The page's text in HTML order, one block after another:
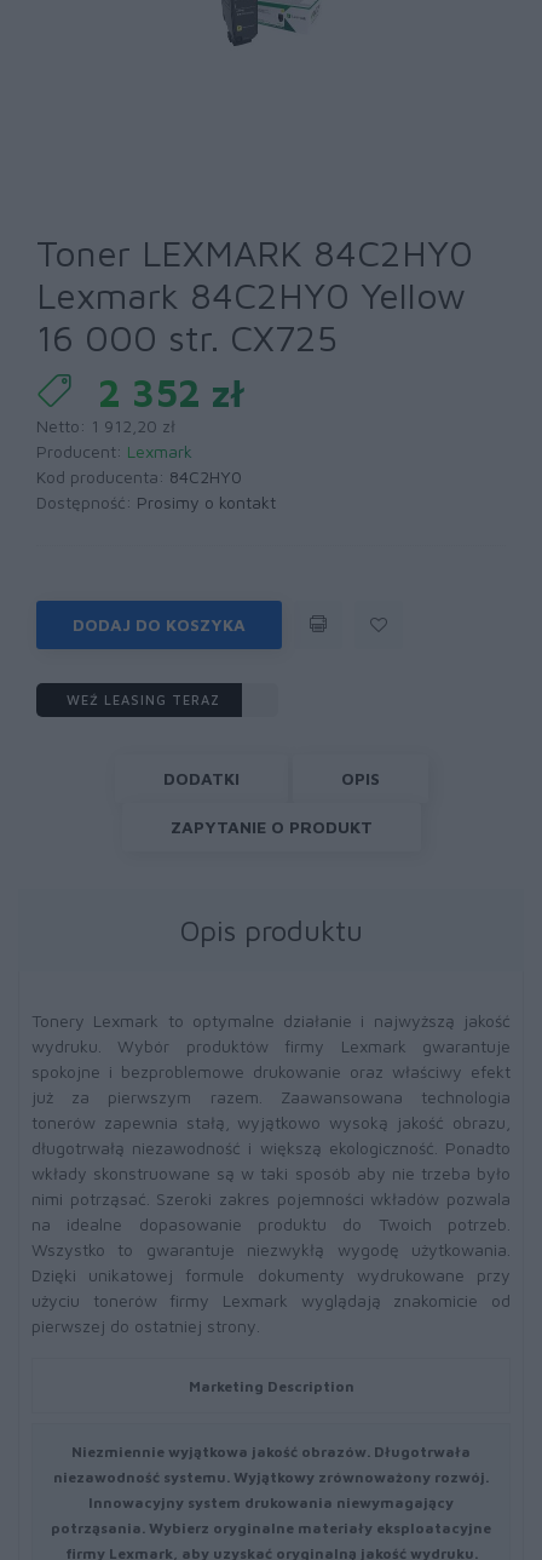
Toner LEXMARK 84C2HY0
Lexmark 84C2HY0 Yellow
16 000 str. CX725
2 352 zł
Netto: 1 912,20 zł
Producent: Lexmark
Kod producenta: 84C2HY0
Dostępność: Prosimy o kontakt
DODAJ DO KOSZYKA
WEŹ LEASING TERAZ
DODATKI OPIS
ZAPYTANIE O PRODUKT
Opis produktu
Tonery Lexmark to optymalne działanie i najwyższą jakość
wydruku. Wybór produktów firmy Lexmark gwarantuje
spokojne i bezproblemowe drukowanie oraz właściwy efekt
już za pierwszym razem. Zaawansowana technologia
tonerów zapewnia stałą, wyjątkowo wysoką jakość obrazu,
długotrwałą niezawodność i większą ekologiczność. Ponadto
wkłady skonstruowane są w taki sposób aby nie trzeba było
nimi potrząsać. Szeroki zakres pojemności wkładów pozwala
na idealne dopasowanie produktu do Twoich potrzeb.
Wszystko to gwarantuje niezwykłą wygodę użytkowania.
Dzięki unikatowej formule dokumenty wydrukowane przy
użyciu tonerów firmy Lexmark wyglądają znakomicie od
pierwszej do ostatniej strony.
Marketing Description
Niezmiennie wyjątkowa jakość obrazów. Długotrwała
niezawodność systemu. Wyjątkowy zrównoważony rozwój.
Innowacyjny system drukowania niewymagający
potrząsania. Wybierz oryginalne materiały eksploatacyjne
firmy Lexmark, aby uzyskać oryginalną jakość wydruku.